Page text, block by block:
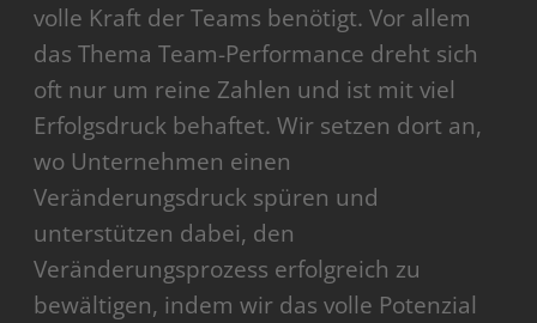
volle Kraft der Teams benötigt. Vor allem
das Thema Team-Performance dreht sich
oft nur um reine Zahlen und ist mit viel
Erfolgsdruck behaftet. Wir setzen dort an,
wo Unternehmen einen
Veränderungsdruck spüren und
unterstützen dabei, den
Veränderungsprozess erfolgreich zu
bewältigen, indem wir das volle Potenzial